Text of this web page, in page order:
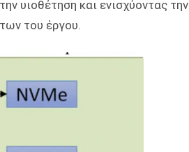
υιοθέτηση και ενισχύοντας την
του έργου.